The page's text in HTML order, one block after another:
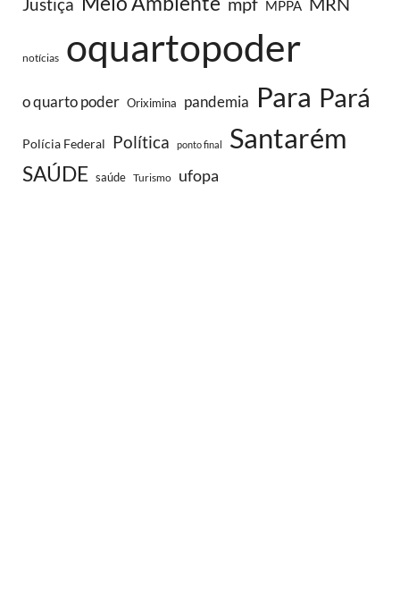
MPPA
notícias oquartopoder
o quarto poder Oriximina pandemia Para Pará
Polícia Federal Política ponto final Santarém
SAÚDE saúde Turismo ufopa